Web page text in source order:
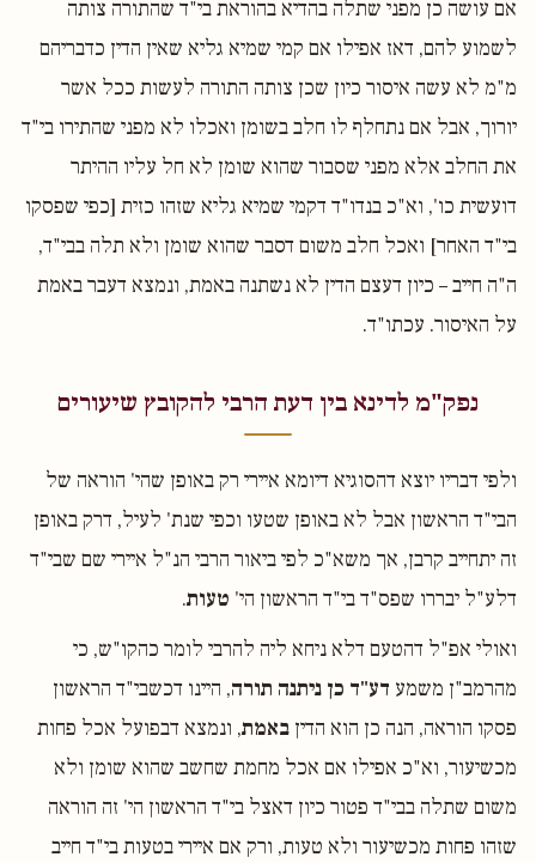
אם עושה כן מפני שתלה בהדיא בהוראת בי"ד שהתורה צותה
לשמוע להם, דאז אפילו אם קמי שמיא גליא שאין הדין כדבריהם
מ"מ לא עשה איסור כיון שכן צותה התורה לעשות ככל אשר
יורוך, אבל אם נתחלף לו חלב בשומן ואכלו לא מפני שהתירו בי"ד
את החלב אלא מפני שסבור שהוא שומן לא חל עליו ההיתר
דועשית כו', וא"כ בנדו"ד דקמי שמיא גליא שזהו כזית [כפי שפסקו
בי"ד האחר] ואכל חלב משום דסבר שהוא שומן ולא תלה בבי"ד,
ה"ה חייב – כיון דעצם הדין לא נשתנה באמת, ונמצא דעבר באמת
על האיסור. עכתו"ד.
נפק"מ לדינא בין דעת הרבי להקובץ שיעורים
ולפי דבריו יוצא דהסוגיא דיומא איירי רק באופן שהי' הוראה של
הבי"ד הראשון אבל לא באופן שטעו וכפי שנת' לעיל, דרק באופן
זה יתחייב קרבן, אך משא"כ לפי ביאור הרבי הנ"ל איירי שם שבי"ד
דלע"ל יבררו שפס"ד בי"ד הראשון הי' טעות.
ואולי אפ"ל דהטעם דלא ניחא ליה להרבי לומר כהקו"ש, כי
מהרמב"ן משמע דע"ד כן ניתנה תורה, היינו דכשבי"ד הראשון
פסקו הוראה, הנה כן הוא הדין באמת, ונמצא דבפועל אכל פחות
מכשיעור, וא"כ אפילו אם אכל מחמת שחשב שהוא שומן ולא
משום שתלה בבי"ד פטור כיון דאצל בי"ד הראשון הי' זה הוראה
שזהו פחות מכשיעור ולא טעות, ורק אם איירי בטעות בי"ד חייב